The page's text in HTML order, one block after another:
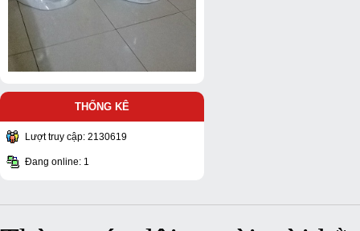
THỐNG KÊ
Lượt truy cập: 2130619
Đang online: 1